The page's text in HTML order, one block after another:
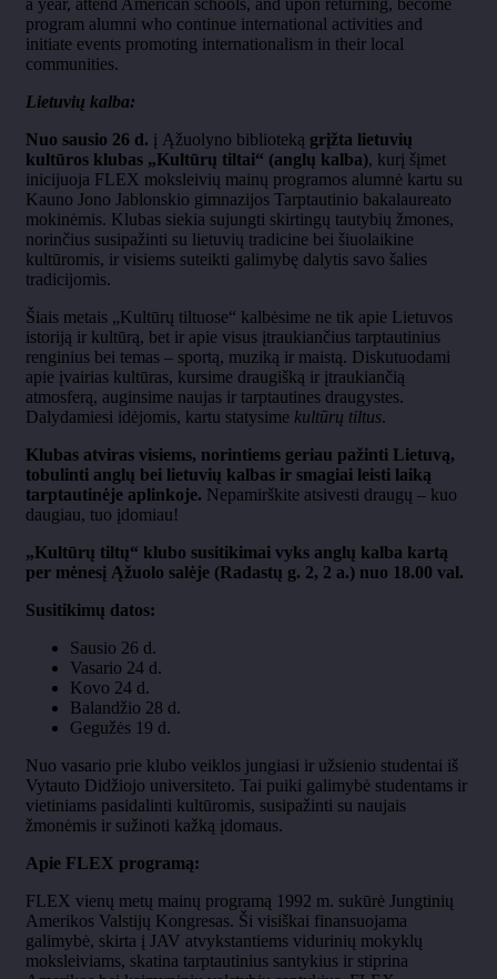
a year, attend American schools, and upon returning, become
program alumni who continue international activities and
initiate events promoting internationalism in their local
communities.
Lietuvių kalba:
Nuo sausio 26 d. į Ąžuolyno biblioteką grįžta lietuvių
kultūros klubas „Kultūrų tiltai“ (anglų kalba), kurį šįmet
inicijuoja FLEX moksleivių mainų programos alumnė kartu su
Kauno Jono Jablonskio gimnazijos Tarptautinio bakalaureato
mokinėmis. Klubas siekia sujungti skirtingų tautybių žmones,
norinčius susipažinti su lietuvių tradicine bei šiuolaikine
kultūromis, ir visiems suteikti galimybę dalytis savo šalies
tradicijomis.
Šiais metais „Kultūrų tiltuose“ kalbėsime ne tik apie Lietuvos
istoriją ir kultūrą, bet ir apie visus įtraukiančius tarptautinius
renginius bei temas – sportą, muziką ir maistą. Diskutuodami
apie įvairias kultūras, kursime draugišką ir įtraukiančią
atmosferą, auginsime naujas ir tarptautines draugystes.
Dalydamiesi idėjomis, kartu statysime kultūrų tiltus.
Klubas atviras visiems, norintiems geriau pažinti Lietuvą,
tobulinti anglų bei lietuvių kalbas ir smagiai leisti laiką
tarptautinėje aplinkoje. Nepamirškite atsivesti draugų – kuo
daugiau, tuo įdomiau!
„Kultūrų tiltų“ klubo susitikimai vyks anglų kalba kartą
per mėnesį Ąžuolo salėje (Radastų g. 2, 2 a.) nuo 18.00 val.
Susitikimų datos:
Sausio 26 d.
Vasario 24 d.
Kovo 24 d.
Balandžio 28 d.
Gegužės 19 d.
Nuo vasario prie klubo veiklos jungiasi ir užsienio studentai iš
Vytauto Didžiojo universiteto. Tai puiki galimybė studentams ir
vietiniams pasidalinti kultūromis, susipažinti su naujais
žmonėmis ir sužinoti kažką įdomaus.
Apie FLEX programą:
FLEX vienų metų mainų programą 1992 m. sukūrė Jungtinių
Amerikos Valstijų Kongresas. Ši visiškai finansuojama
galimybė, skirta į JAV atvykstantiems vidurinių mokyklų
moksleiviams, skatina tarptautinius santykius ir stiprina